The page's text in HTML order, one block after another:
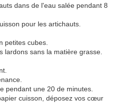
dans de l'eau salée pendant 8
pour les artichauts.
petites cubes.
lardons sans la matière grasse.
pendant une 20 de minutes.
cuisson, déposez vos cœur